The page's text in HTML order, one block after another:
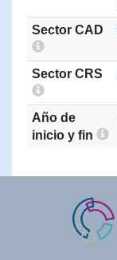
Sector CAD
Sector CRS
Año de
inicio y fin